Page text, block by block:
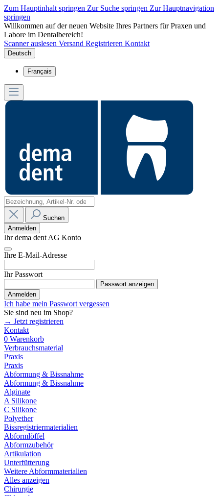
Zum Hauptinhalt springen Zur Suche springen Zur Hauptnavigation
springen
Willkommen auf der neuen Website Ihres Partners für Praxen und
Labore im Dentalbereich!
Scanner auslesen Versand Registrieren Kontakt
Deutsch
Français
Suchen
Anmelden
Ihr dema dent AG Konto
Ihre E-Mail-Adresse
Ihr Passwort
Passwort anzeigen
Anmelden
Ich habe mein Passwort vergessen
Sie sind neu im Shop?
→ Jetzt registrieren
Kontakt
0 Warenkorb
Verbrauchsmaterial
Praxis
Praxis
Abformung & Bissnahme
Abformung & Bissnahme
Alginate
A Silikone
C Silikone
Polyether
Bissregistriermaterialien
Abformlöffel
Abformzubehör
Artikulation
Unterfütterung
Weitere Abformmaterialien
Alles anzeigen
Chirurgie